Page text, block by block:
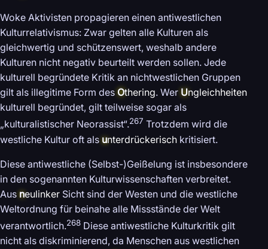
Woke Aktivisten propagieren einen antiwestlichen
Kulturrelativismus: Zwar gelten alle Kulturen als
gleichwertig und schützenswert, weshalb andere
Kulturen nicht negativ beurteilt werden sollen. Jede
kulturell begründete Kritik an nichtwestlichen Gruppen
gilt als illegitime Form des Othering. Wer Ungleichheiten
kulturell begründet, gilt teilweise sogar als
„kulturalistischer Neorassist“.267 Trotzdem wird die
westliche Kultur oft als unterdrückerisch kritisiert.
Diese antiwestliche (Selbst-)Geißelung ist insbesondere
in den sogenannten Kulturwissenschaften verbreitet.
Aus neulinker Sicht sind der Westen und die westliche
Weltordnung für beinahe alle Missstände der Welt
verantwortlich.268 Diese antiwestliche Kulturkritik gilt
nicht als diskriminierend, da Menschen aus westlichen